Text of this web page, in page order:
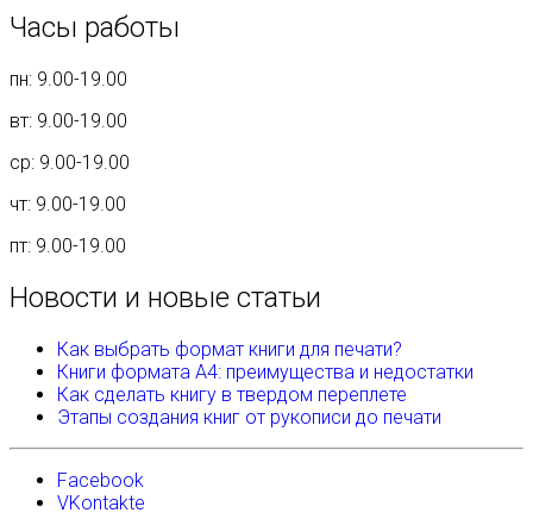
Часы работы
пн: 9.00-19.00
вт: 9.00-19.00
ср: 9.00-19.00
чт: 9.00-19.00
пт: 9.00-19.00
Новости и новые статьи
Как выбрать формат книги для печати?
Книги формата А4: преимущества и недостатки
Как сделать книгу в твердом переплете
Этапы создания книг от рукописи до печати
Facebook
VKontakte